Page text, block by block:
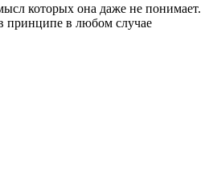
которых она даже не понимает.
в принципе в любом случае